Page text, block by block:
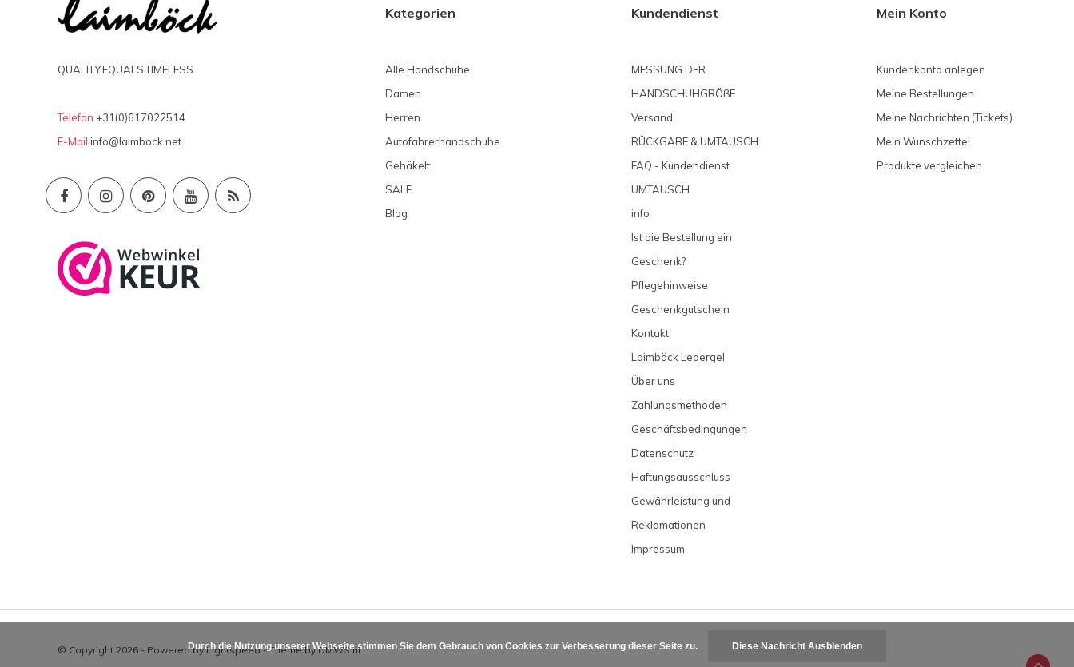
QUALITY.EQUALS.TIMELESS
Telefon +31(0)617022514
E-Mail info@laimbock.net
Kategorien
Alle Handschuhe
Damen
Herren
Autofahrerhandschuhe
Gehäkelt
SALE
Blog
Kundendienst
MESSUNG DER
HANDSCHUHGRÖßE
Versand
RÜCKGABE & UMTAUSCH
FAQ - Kundendienst
UMTAUSCH
info
Ist die Bestellung ein
Geschenk?
Pflegehinweise
Geschenkgutschein
Kontakt
Laimböck Ledergel
Über uns
Zahlungsmethoden
Geschäftsbedingungen
Datenschutz
Haftungsausschluss
Gewährleistung und
Reklamationen
Impressum
Mein Konto
Kundenkonto anlegen
Meine Bestellungen
Meine Nachrichten (Tickets)
Mein Wunschzettel
Produkte vergleichen
© Copyright 2026 - Powered byLightspeed- Theme byDMWS.nl
Durch die Nutzung unserer Webseite stimmen Sie dem Gebrauch von Cookies zur Verbesserung dieser Seite zu. Diese Nachricht Ausblenden